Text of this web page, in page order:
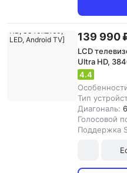
139 990
LCD
Ultra HD,
4.4
Тип
Диагональ:
Голосовой
Поддержка